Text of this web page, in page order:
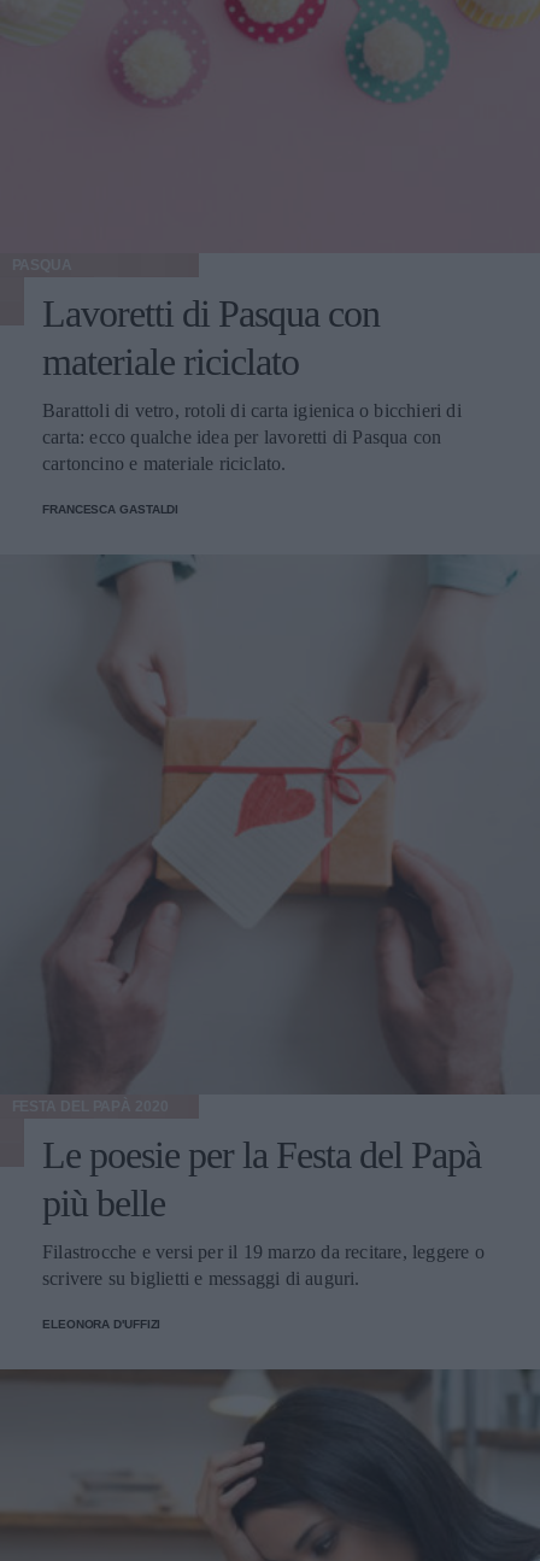
Lavoretti di Pasqua con
materiale riciclato
Barattoli di vetro, rotoli di carta igienica o bicchieri di
carta: ecco qualche idea per lavoretti di Pasqua con
cartoncino e materiale riciclato.
FRANCESCA GASTALDI
Le poesie per la Festa del Papà
più belle
Filastrocche e versi per il 19 marzo da recitare, leggere o
scrivere su biglietti e messaggi di auguri.
ELEONORA D'UFFIZI